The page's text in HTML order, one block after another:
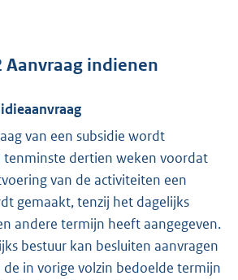
Aanvraag indienen
van een subsidie wordt
tenminste dertien weken voordat
van de activiteiten een
gemaakt, tenzij het dagelijks
andere termijn heeft aangegeven.
bestuur kan besluiten aanvragen
in vorige volzin bedoelde termijn